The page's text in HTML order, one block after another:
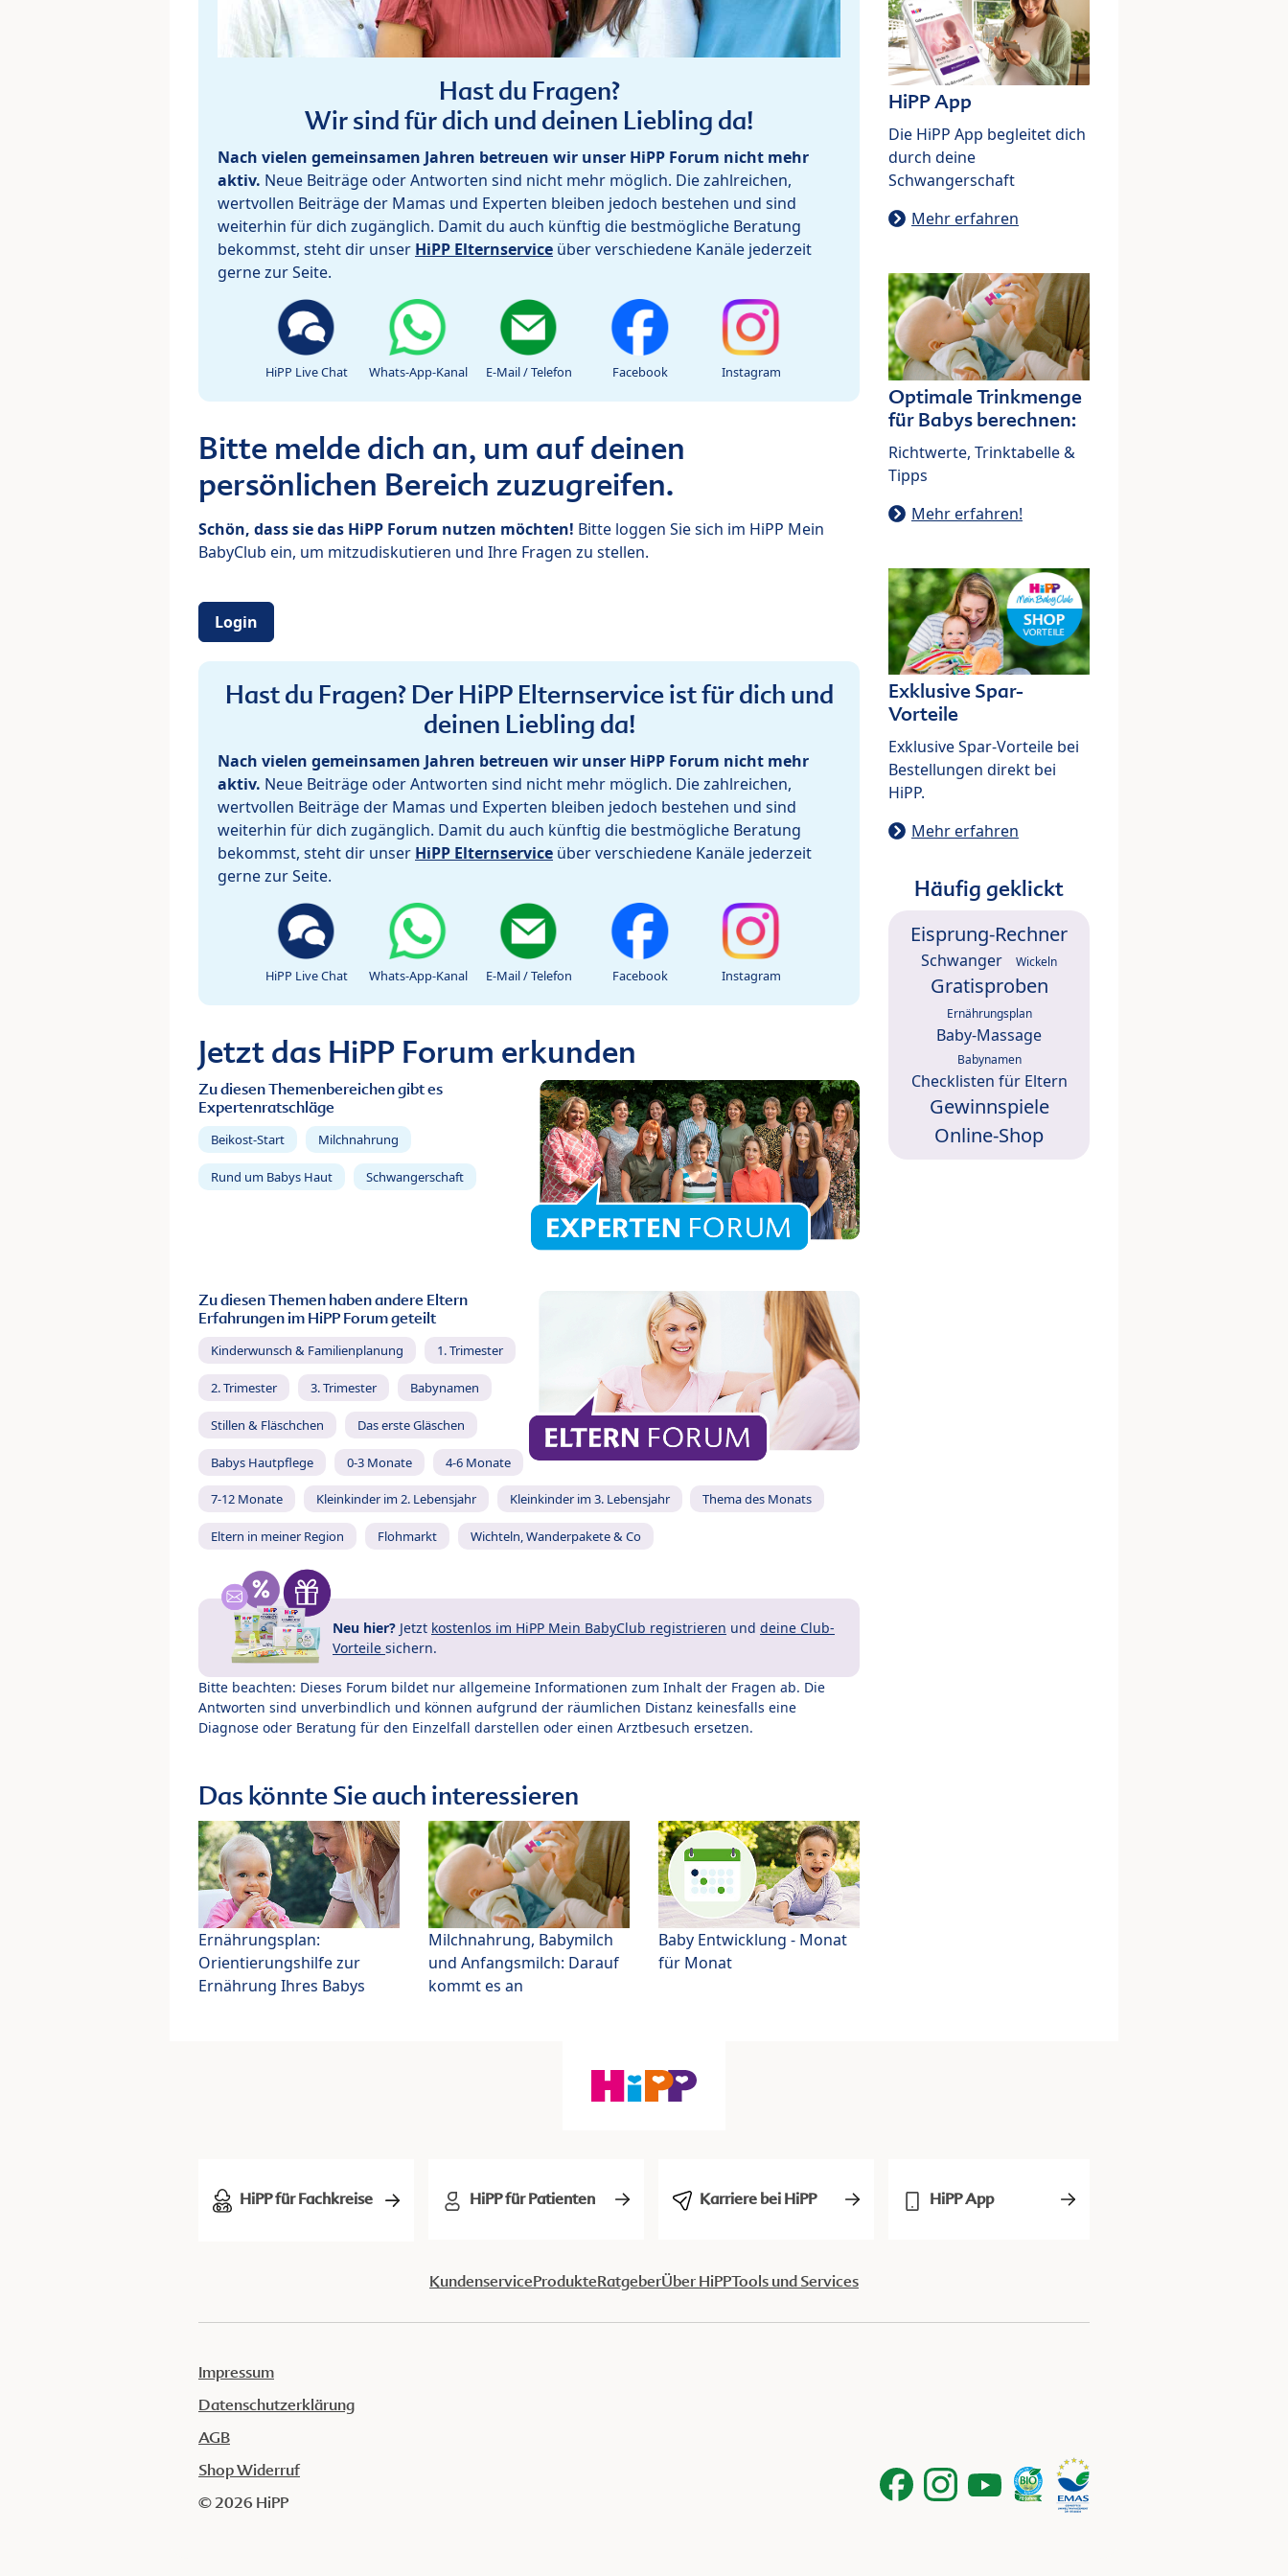
Hast du Fragen?
Wir sind für dich und deinen Liebling da!
Nach vielen gemeinsamen Jahren betreuen wir unser HiPP Forum nicht mehr
aktiv. Neue Beiträge oder Antworten sind nicht mehr möglich. Die zahlreichen,
wertvollen Beiträge der Mamas und Experten bleiben jedoch bestehen und sind
weiterhin für dich zugänglich. Damit du auch künftig die bestmögliche Beratung
bekommst, steht dir unser HiPP Elternservice über verschiedene Kanäle jederzeit
gerne zur Seite.
HiPP Live Chat Whats-App-Kanal E-Mail / Telefon Facebook Instagram
Bitte melde dich an, um auf deinen
persönlichen Bereich zuzugreifen.
Schön, dass sie das HiPP Forum nutzen möchten! Bitte loggen Sie sich im HiPP Mein
BabyClub ein, um mitzudiskutieren und Ihre Fragen zu stellen.
Login
Hast du Fragen? Der HiPP Elternservice ist für dich und
deinen Liebling da!
Nach vielen gemeinsamen Jahren betreuen wir unser HiPP Forum nicht mehr
aktiv. Neue Beiträge oder Antworten sind nicht mehr möglich. Die zahlreichen,
wertvollen Beiträge der Mamas und Experten bleiben jedoch bestehen und sind
weiterhin für dich zugänglich. Damit du auch künftig die bestmögliche Beratung
bekommst, steht dir unser HiPP Elternservice über verschiedene Kanäle jederzeit
gerne zur Seite.
HiPP Live Chat Whats-App-Kanal E-Mail / Telefon Facebook Instagram
Jetzt das HiPP Forum erkunden
Zu diesen Themenbereichen gibt es
Expertenratschläge
Beikost-Start Milchnahrung
Rund um Babys Haut Schwangerschaft
Zu diesen Themen haben andere Eltern
Erfahrungen im HiPP Forum geteilt
Kinderwunsch & Familienplanung 1. Trimester
2. Trimester 3. Trimester Babynamen
Stillen & Fläschchen Das erste Gläschen
Babys Hautpflege 0-3 Monate 4-6 Monate
7-12 Monate Kleinkinder im 2. Lebensjahr Kleinkinder im 3. Lebensjahr Thema des Monats
Eltern in meiner Region Flohmarkt Wichteln, Wanderpakete & Co
Neu hier? Jetzt kostenlos im HiPP Mein BabyClub registrieren und deine Club-
Vorteile sichern.
Bitte beachten: Dieses Forum bildet nur allgemeine Informationen zum Inhalt der Fragen ab. Die
Antworten sind unverbindlich und können aufgrund der räumlichen Distanz keinesfalls eine
Diagnose oder Beratung für den Einzelfall darstellen oder einen Arztbesuch ersetzen.
Das könnte Sie auch interessieren
Ernährungsplan:
Orientierungshilfe zur
Ernährung Ihres Babys
Milchnahrung, Babymilch
und Anfangsmilch: Darauf
kommt es an
Baby Entwicklung - Monat
für Monat
HiPP App
Die HiPP App begleitet dich
durch deine
Schwangerschaft
Mehr erfahren
Optimale Trinkmenge
für Babys berechnen:
Richtwerte, Trinktabelle &
Tipps
Mehr erfahren!
Exklusive Spar-
Vorteile
Exklusive Spar-Vorteile bei
Bestellungen direkt bei
HiPP.
Mehr erfahren
Häufig geklickt
Eisprung-Rechner
Schwanger Wickeln
Gratisproben
Ernährungsplan
Baby-Massage
Babynamen
Checklisten für Eltern
Gewinnspiele
Online-Shop
HiPP für Fachkreise HiPP für Patienten Karriere bei HiPP HiPP App
KundenserviceProdukteRatgeberÜber HiPPTools und Services
Impressum
Datenschutzerklärung
AGB
Shop Widerruf
© 2026 HiPP